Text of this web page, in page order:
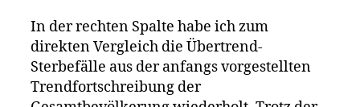
In der rechten Spalte habe ich zum
direkten Vergleich die Übertrend-
Sterbefälle aus der anfangs vorgestellten
Trendfortschreibung der